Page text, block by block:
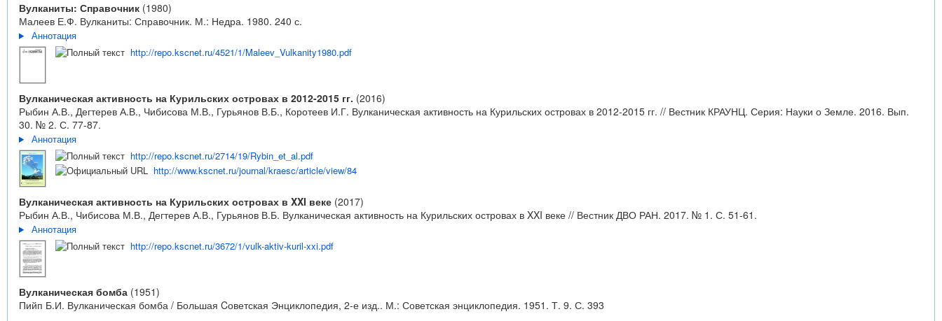
Вулканиты: Справочник (1980)
Малеев Е.Ф. Вулканиты: Справочник. М.: Недра. 1980. 240 с.
Аннотация
http://repo.kscnet.ru/4521/1/Maleev_Vulkanity1980.pdf
Вулканическая активность на Курильских островах в 2012-2015 гг. (2016)
Рыбин А.В., Дегтерев А.В., Чибисова М.В., Гурьянов В.Б., Коротеев И.Г. Вулканическая активность на Курильских островах в 2012-2015 гг. // Вестник КРАУНЦ. Серия: Науки о Земле. 2016. Вып.
30. № 2. С. 77-87.
Аннотация
http://repo.kscnet.ru/2714/19/Rybin_et_al.pdf
http://www.kscnet.ru/journal/kraesc/article/view/84
Вулканическая активность на Курильских островах в XXI веке (2017)
Рыбин А.В., Чибисова М.В., Дегтерев А.В., Гурьянов В.Б. Вулканическая активность на Курильских островах в XXI веке // Вестник ДВО РАН. 2017. № 1. С. 51-61.
Аннотация
http://repo.kscnet.ru/3672/1/vulk-aktiv-kuril-xxi.pdf
Вулканическая бомба (1951)
Пийп Б.И. Вулканическая бомба / Большая Cоветская Энциклопедия, 2-е изд.. М.: Советская энциклопедия. 1951. Т. 9. С. 393